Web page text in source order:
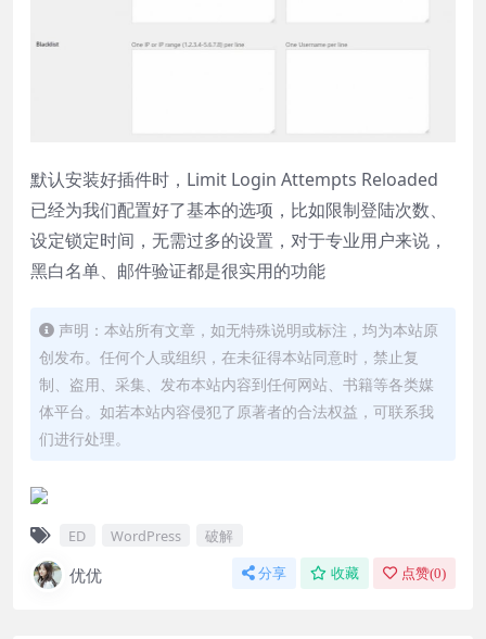
默认安装好插件时，Limit Login Attempts Reloaded
已经为我们配置好了基本的选项，比如限制登陆次数、
设定锁定时间，无需过多的设置，对于专业用户来说，
黑白名单、邮件验证都是很实用的功能
声明：本站所有文章，如无特殊说明或标注，均为本站原
创发布。任何个人或组织，在未征得本站同意时，禁止复
制、盗用、采集、发布本站内容到任何网站、书籍等各类媒
体平台。如若本站内容侵犯了原著者的合法权益，可联系我
们进行处理。
ED WordPress 破解
优优 分享 收藏 点赞(0)